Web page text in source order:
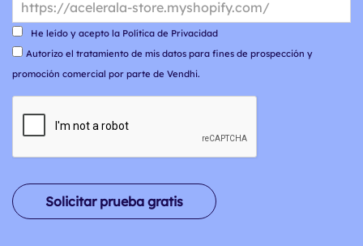
He leído y acepto la Política de Privacidad
Autorizo el tratamiento de mis datos para fines de prospección y
promoción comercial por parte de Vendhi.
Solicitar prueba gratis